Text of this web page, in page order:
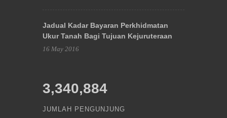
Jadual Kadar Bayaran Perkhidmatan
Ukur Tanah Bagi Tujuan Kejuruteraan
16 May 2016
3,340,884
JUMLAH PENGUNJUNG